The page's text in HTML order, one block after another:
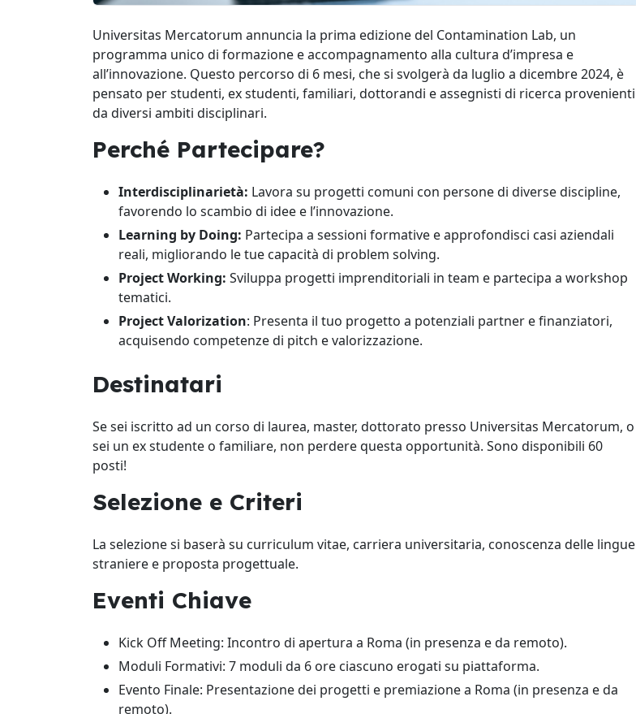
Universitas Mercatorum annuncia la prima edizione del Contamination Lab, un
programma unico di formazione e accompagnamento alla cultura d’impresa e
all’innovazione. Questo percorso di 6 mesi, che si svolgerà da luglio a dicembre 2024, è
pensato per studenti, ex studenti, familiari, dottorandi e assegnisti di ricerca provenienti
da diversi ambiti disciplinari.
Perché Partecipare?
Interdisciplinarietà: Lavora su progetti comuni con persone di diverse discipline,
favorendo lo scambio di idee e l’innovazione.
Learning by Doing: Partecipa a sessioni formative e approfondisci casi aziendali
reali, migliorando le tue capacità di problem solving.
Project Working: Sviluppa progetti imprenditoriali in team e partecipa a workshop
tematici.
Project Valorization: Presenta il tuo progetto a potenziali partner e finanziatori,
acquisendo competenze di pitch e valorizzazione.
Destinatari
Se sei iscritto ad un corso di laurea, master, dottorato presso Universitas Mercatorum, o
sei un ex studente o familiare, non perdere questa opportunità. Sono disponibili 60
posti!
Selezione e Criteri
La selezione si baserà su curriculum vitae, carriera universitaria, conoscenza delle lingue
straniere e proposta progettuale.
Eventi Chiave
Kick Off Meeting: Incontro di apertura a Roma (in presenza e da remoto).
Moduli Formativi: 7 moduli da 6 ore ciascuno erogati su piattaforma.
Evento Finale: Presentazione dei progetti e premiazione a Roma (in presenza e da
remoto).